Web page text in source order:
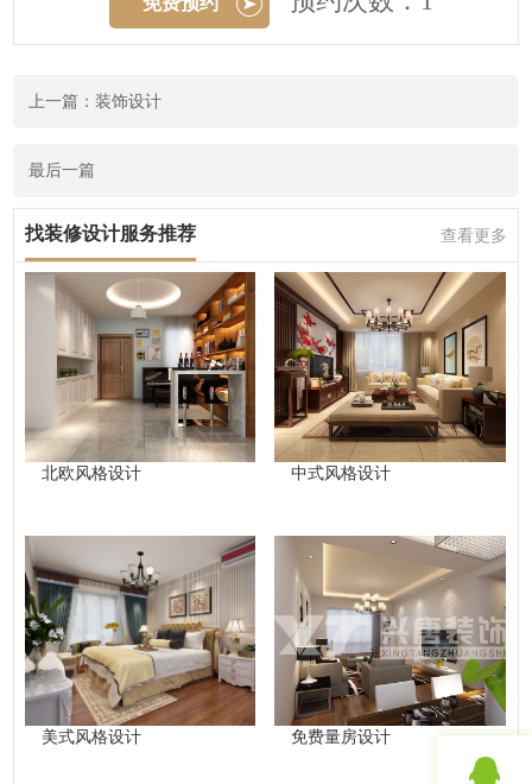
上一篇：装饰设计
最后一篇
找装修设计服务推荐 查看更多
北欧风格设计 中式风格设计
美式风格设计 免费量房设计